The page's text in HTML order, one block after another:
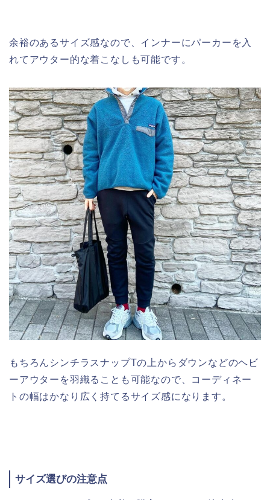
余裕のあるサイズ感なので、インナーにパーカーを入
れてアウター的な着こなしも可能です。
もちろんシンチラスナップTの上からダウンなどのヘビ
ーアウターを羽織ることも可能なので、コーディネー
トの幅はかなり広く持てるサイズ感になります。
サイズ選びの注意点